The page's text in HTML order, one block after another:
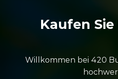
Kaufen
Willkommen bei 420